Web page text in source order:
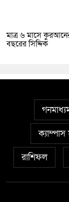
মাত্র ৬ মাসে
বছরের সিদ্দিক
রাশিফল